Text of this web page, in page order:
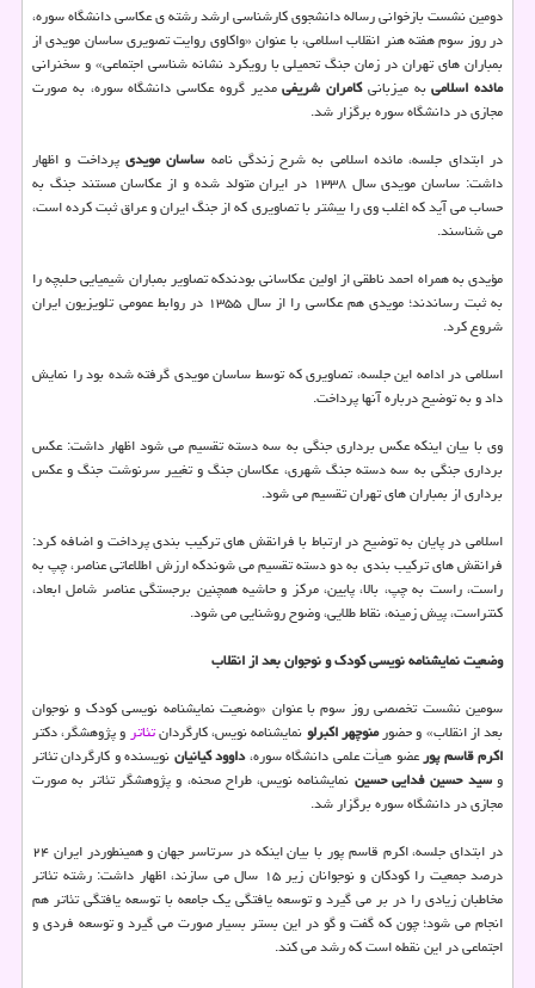
دومین نشست بازخوانی رساله دانشجوی کارشناسی ارشد رشته ی عکاسی دانشگاه سوره،
در روز سوم هفته هنر انقلاب اسلامی، با عنوان «واکاوی روایت تصویری ساسان مویدی از
بمباران های تهران در زمان جنگ تحمیلی با رویکرد نشانه شناسی اجتماعی» و سخنرانی
مائده اسلامیبه میزبانیکامران شریفیمدیر گروه عکاسی دانشگاه سوره، به صورت
مجازی در دانشگاه سوره برگزار شد.
در ابتدای جلسه، مائده اسلامی به شرح زندگی نامه ساسان مویدی پرداخت و اظهار
داشت: ساسان مویدی سال ۱۳۳۸ در ایران متولد شده و از عکاسان مستند جنگ به
حساب می آید که اغلب وی را بیشتر با تصاویری که از جنگ ایران و عراق ثبت کرده است،
می شناسند.
مؤیدی به همراه احمد ناطقی از اولین عکاسانی بودندکه تصاویر بمباران شیمیایی حلبچه را
به ثبت رساندند؛ مویدی هم عکاسی را از سال ۱۳۵۵ در روابط عمومی تلویزیون ایران
شروع کرد.
اسلامی در ادامه این جلسه، تصاویری که توسط ساسان مویدی گرفته شده بود را نمایش
داد و به توضیح درباره آنها پرداخت.
وی با بیان اینکه عکس برداری جنگی به سه دسته تقسیم می شود اظهار داشت: عکس
برداری جنگی به سه دسته جنگ شهری، عکاسان جنگ و تغییر سرنوشت جنگ و عکس
برداری از بمباران های تهران تقسیم می شود.
اسلامی در پایان به توضیح در ارتباط با فرانقش های ترکیب بندی پرداخت و اضافه کرد:
فرانقش های ترکیب بندی به دو دسته تقسیم می شوندکه ارزش اطلاعاتی عناصر، چپ به
راست، راست به چپ، بالا، پایین، مرکز و حاشیه همچنین برجستگی عناصر شامل ابعاد،
کنتراست، پیش زمینه، نقاط طلایی، وضوح روشنایی می شود.
وضعیت نمایشنامه نویسی کودک و نوجوان بعد از انقلاب
سومین نشست تخصصی روز سوم با عنوان «وضعیت نمایشنامه نویسی کودک و نوجوان
بعد از انقلاب» و حضورمنوچهر اکبرلونمایشنامه نویس، کارگردانتئاترو پژوهشگر، دکتر
اکرم قاسم پورعضو هیأت علمی دانشگاه سوره،داوود کیانیاننویسنده و کارگردان تئاتر
وسید حسین فدایی حسین نمایشنامه نویس، طراح صحنه، و پژوهشگر تئاتر به صورت
مجازی در دانشگاه سوره برگزار شد.
در ابتدای جلسه، اکرم قاسم پور با بیان اینکه در سرتاسر جهان و همینطوردر ایران ۲۴
درصد جمعیت را کودکان و نوجوانان زیر ۱۵ سال می سازند، اظهار داشت: رشته تئاتر
مخاطبان زیادی را در بر می گیرد و توسعه یافتگی یک جامعه با توسعه یافتگی تئاتر هم
انجام می شود؛ چون که گفت و گو در این بستر بسیار صورت می گیرد و توسعه فردی و
اجتماعی در این نقطه است که رشد می کند.